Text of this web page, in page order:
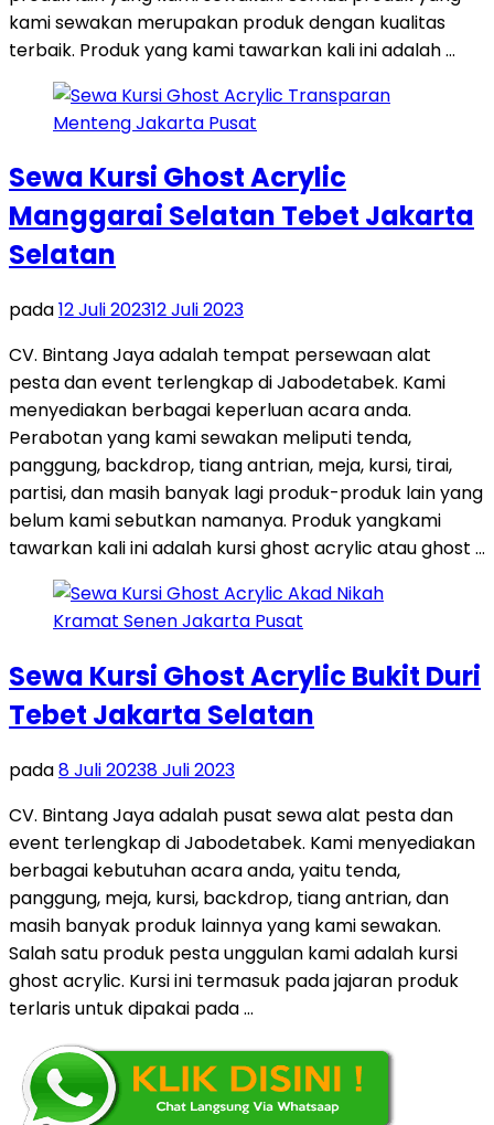
kami sewakan merupakan produk dengan kualitas
terbaik. Produk yang kami tawarkan kali ini adalah …
Sewa Kursi Ghost Acrylic
Manggarai Selatan Tebet Jakarta
Selatan
pada12 Juli 202312 Juli 2023
CV. Bintang Jaya adalah tempat persewaan alat
pesta dan event terlengkap di Jabodetabek. Kami
menyediakan berbagai keperluan acara anda.
Perabotan yang kami sewakan meliputi tenda,
panggung, backdrop, tiang antrian, meja, kursi, tirai,
partisi, dan masih banyak lagi produk-produk lain yang
belum kami sebutkan namanya. Produk yangkami
tawarkan kali ini adalah kursi ghost acrylic atau ghost …
Sewa Kursi Ghost Acrylic Bukit Duri
Tebet Jakarta Selatan
pada8 Juli 20238 Juli 2023
CV. Bintang Jaya adalah pusat sewa alat pesta dan
event terlengkap di Jabodetabek. Kami menyediakan
berbagai kebutuhan acara anda, yaitu tenda,
panggung, meja, kursi, backdrop, tiang antrian, dan
masih banyak produk lainnya yang kami sewakan.
Salah satu produk pesta unggulan kami adalah kursi
ghost acrylic. Kursi ini termasuk pada jajaran produk
terlaris untuk dipakai pada …